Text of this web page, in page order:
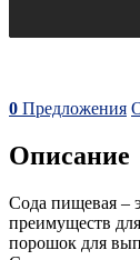
0 Предложения
Описание
Сода пищевая –
преимуществ
порошок для